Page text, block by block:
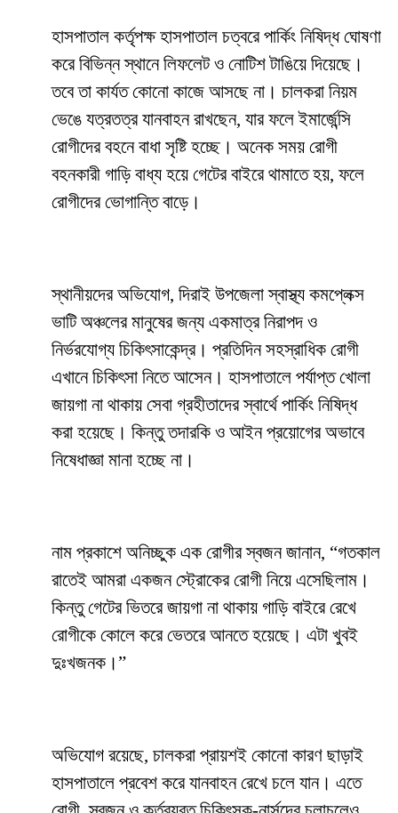
হাসপাতাল কর্তৃপক্ষ হাসপাতাল চত্বরে পার্কিং নিষিদ্ধ ঘোষণা
করে বিভিন্ন স্থানে লিফলেট ও নোটিশ টাঙিয়ে দিয়েছে।
তবে তা কার্যত কোনো কাজে আসছে না। চালকরা নিয়ম
ভেঙে যত্রতত্র যানবাহন রাখছেন, যার ফলে ইমার্জেন্সি
রোগীদের বহনে বাধা সৃষ্টি হচ্ছে। অনেক সময় রোগী
বহনকারী গাড়ি বাধ্য হয়ে গেটের বাইরে থামাতে হয়, ফলে
রোগীদের ভোগান্তি বাড়ে।
স্থানীয়দের অভিযোগ, দিরাই উপজেলা স্বাস্থ্য কমপ্লেক্স
ভাটি অঞ্চলের মানুষের জন্য একমাত্র নিরাপদ ও
নির্ভরযোগ্য চিকিৎসাকেন্দ্র। প্রতিদিন সহস্রাধিক রোগী
এখানে চিকিৎসা নিতে আসেন। হাসপাতালে পর্যাপ্ত খোলা
জায়গা না থাকায় সেবা গ্রহীতাদের স্বার্থে পার্কিং নিষিদ্ধ
করা হয়েছে। কিন্তু তদারকি ও আইন প্রয়োগের অভাবে
নিষেধাজ্ঞা মানা হচ্ছে না।
নাম প্রকাশে অনিচ্ছুক এক রোগীর স্বজন জানান, “গতকাল
রাতেই আমরা একজন স্ট্রোকের রোগী নিয়ে এসেছিলাম।
কিন্তু গেটের ভিতরে জায়গা না থাকায় গাড়ি বাইরে রেখে
রোগীকে কোলে করে ভেতরে আনতে হয়েছে। এটা খুবই
দুঃখজনক।”
অভিযোগ রয়েছে, চালকরা প্রায়শই কোনো কারণ ছাড়াই
হাসপাতালে প্রবেশ করে যানবাহন রেখে চলে যান। এতে